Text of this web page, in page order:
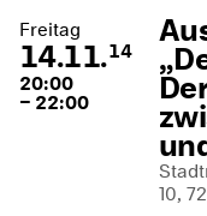
Freitag
14.11.14
20:00
– 22:00
10,